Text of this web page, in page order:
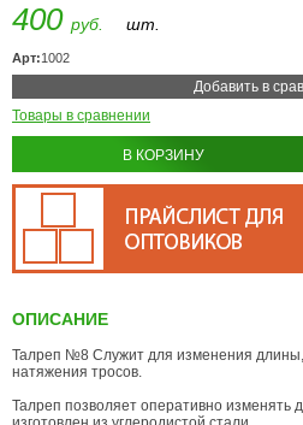
400 руб. шт.
Арт:1002
Добавить в
Товары в сравнении
В КОРЗИНУ
ОПИСАНИЕ
Талреп №8 Служит для изменения длины,
натяжения тросов.
Талреп позволяет оперативно изменять